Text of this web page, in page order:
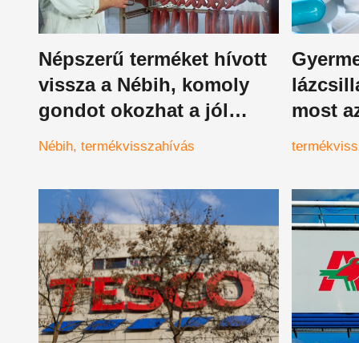
Népszerű terméket hívott
vissza a Nébih, komoly
gondot okozhat a jól
ismert áruházlánc
érint
Nébih termékvisszahívás
most
meg